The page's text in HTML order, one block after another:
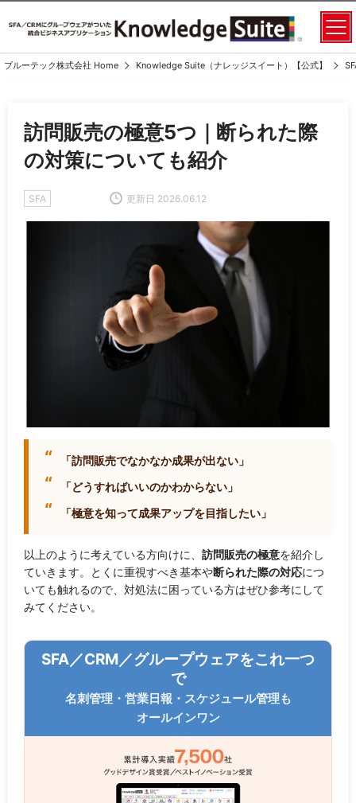
ブルーテック株式会社 Home Knowledge Suite（ナレッジスイート）【公式】
訪問販売の極意5つ｜断られた際
の対策についても紹介
更新日 2026.06.12
SFA
「訪問販売でなかなか成果が出ない」
「どうすればいいのかわからない」
「極意を知って成果アップを目指したい」
以上のように考えている方向けに、 訪問販売の極意を紹介し
ていきます。とくに重視すべき基本や断られた際の対応につ
いても触れるので、対処法に困っている方はぜひ参考にして
みてください。
SFA／CRM／グループウェアをこれ一つ
で
名刺管理・営業日報・スケジュール管理も
オールインワン